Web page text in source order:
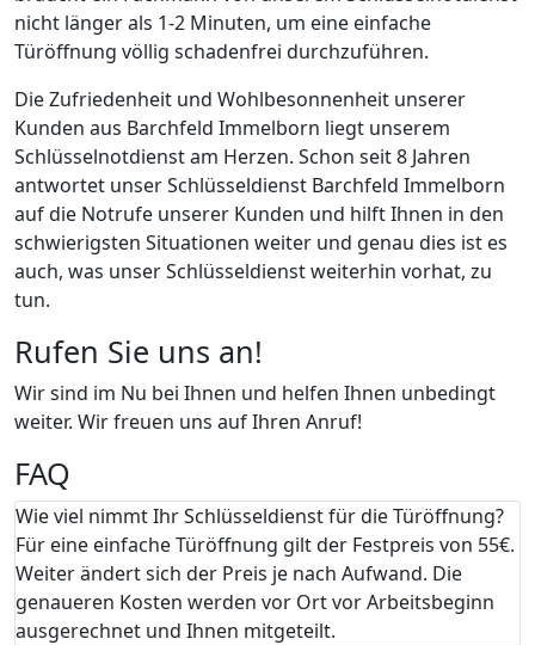
nicht länger als 1-2 Minuten, um eine einfache
Türöffnung völlig schadenfrei durchzuführen.
Die Zufriedenheit und Wohlbesonnenheit unserer
Kunden aus Barchfeld Immelborn liegt unserem
Schlüsselnotdienst am Herzen. Schon seit 8 Jahren
antwortet unser Schlüsseldienst Barchfeld Immelborn
auf die Notrufe unserer Kunden und hilft Ihnen in den
schwierigsten Situationen weiter und genau dies ist es
auch, was unser Schlüsseldienst weiterhin vorhat, zu
tun.
Rufen Sie uns an!
Wir sind im Nu bei Ihnen und helfen Ihnen unbedingt
weiter. Wir freuen uns auf Ihren Anruf!
FAQ
Wie viel nimmt Ihr Schlüsseldienst für die Türöffnung?
Für eine einfache Türöffnung gilt der Festpreis von 55€.
Weiter ändert sich der Preis je nach Aufwand. Die
genaueren Kosten werden vor Ort vor Arbeitsbeginn
ausgerechnet und Ihnen mitgeteilt.